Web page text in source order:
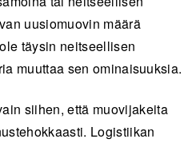
uusiomuovin määrä
täysin neitseellisen
muuttaa sen ominaisuuksia.
siihen, että muovijakeita
Logistiikan